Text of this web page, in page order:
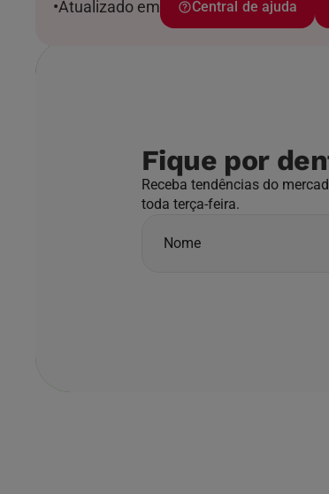
•Atualizado em Central de ajuda
Fique por
Receba tendências do
toda terça-feira.